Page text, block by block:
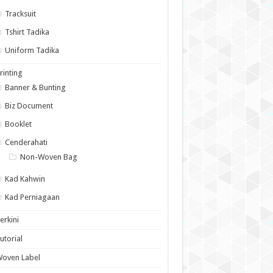
Tracksuit
Tshirt Tadika
Uniform Tadika
Banner & Bunting
Biz Document
Booklet
Cenderahati
Non-Woven Bag
Kad Kahwin
Kad Perniagaan
Label